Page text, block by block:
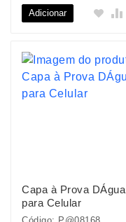
Adicionar
Capa à Prova DÁgua
para Celular